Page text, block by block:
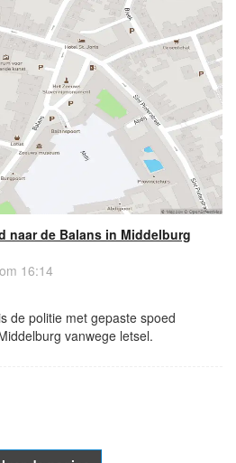
naar de Balans in Middelburg
16:14
de politie met gepaste spoed
vanwege letsel.